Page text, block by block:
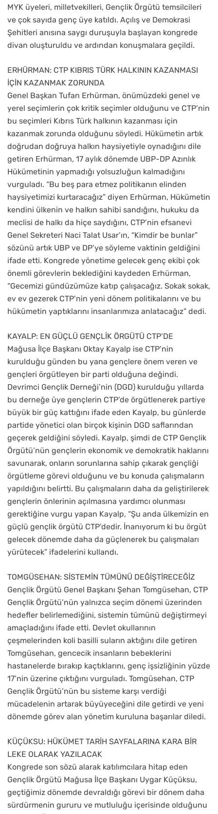
MYK üyeleri, milletvekilleri, Gençlik Örgütü temsilcileri
ve çok sayıda genç üye katıldı. Açılış ve Demokrasi
Şehitleri anısına saygı duruşuyla başlayan kongrede
divan oluşturuldu ve ardından konuşmalara geçildi.
ERHÜRMAN: CTP KIBRIS TÜRK HALKININ KAZANMASI
İÇİN KAZANMAK ZORUNDA
Genel Başkan Tufan Erhürman, önümüzdeki genel ve
yerel seçimlerin çok kritik seçimler olduğunu ve CTP’nin
bu seçimleri Kıbrıs Türk halkının kazanması için
kazanmak zorunda olduğunu söyledi. Hükümetin artık
doğrudan doğruya halkın haysiyetiyle oynadığını dile
getiren Erhürman, 17 aylık dönemde UBP-DP Azınlık
Hükümetinin yapmadığı yolsuzluğun kalmadığını
vurguladı. “Bu beş para etmez politikanın elinden
haysiyetimizi kurtaracağız” diyen Erhürman, Hükümetin
kendini ülkenin ve halkın sahibi sandığını, hukuku da
meclisi de halkı da hiçe saydığını, CTP’nin efsanevi
Genel Sekreteri Naci Talat Usar’ın, “Kimdir be bunlar”
sözünü artık UBP ve DP’ye söyleme vaktinin geldiğini
ifade etti. Kongrede yönetime gelecek genç ekibi çok
önemli görevlerin beklediğini kaydeden Erhürman,
“Gecemizi gündüzümüze katıp çalışacağız. Sokak sokak,
ev ev gezerek CTP’nin yeni dönem politikalarını ve bu
hükümetin yaptıklarını insanlarımıza anlatacağız” dedi.
KAYALP: EN GÜÇLÜ GENÇLİK ÖRGÜTÜ CTP’DE
Mağusa İlçe Başkanı Oktay Kayalp ise CTP’nin
kurulduğu günden bu yana gençlere önem veren ve
gençleri örgütleyen bir parti olduğuna değindi.
Devrimci Gençlik Derneği’nin (DGD) kurulduğu yıllarda
bu derneğe üye gençlerin CTP’de örgütlenerek partiye
büyük bir güç kattığını ifade eden Kayalp, bu günlerde
partide yönetici olan birçok kişinin DGD saflarından
geçerek geldiğini söyledi. Kayalp, şimdi de CTP Gençlik
Örgütü’nün gençlerin ekonomik ve demokratik haklarını
savunarak, onların sorunlarına sahip çıkarak gençliği
örgütleme görevi olduğunu ve bu konuda çalışmaların
yapıldığını belirtti. Bu çalışmaların daha da geliştirilerek
gençlerin önlerinin açılmasına yardımcı olunması
gerektiğine vurgu yapan Kayalp, “Şu anda ülkemizin en
güçlü gençlik örgütü CTP’dedir. İnanıyorum ki bu örgüt
gelecek dönemde daha da güçlenerek bu çalışmaları
yürütecek” ifadelerini kullandı.
TOMGÜSEHAN: SİSTEMİN TÜMÜNÜ DEĞİŞTİRECEĞİZ
Gençlik Örgütü Genel Başkanı Şehan Tomgüsehan, CTP
Gençlik Örgütü’nün yalnızca seçim dönemi üzerinden
hedefler belirlemediğini, sistemin tümünü değiştirmeyi
amaçladığını ifade etti. Devlet okullarının
çeşmelerinden koli basilli suların aktığını dile getiren
Tomgüsehan, gencecik insanların bebeklerini
hastanelerde bırakıp kaçtıklarını, genç işsizliğinin yüzde
17’nin üzerine çıktığını vurguladı. Tomgüsehan, CTP
Gençlik Örgütü’nün bu sisteme karşı verdiği
mücadelenin artarak büyüyeceğini dile getirdi ve yeni
dönemde görev alan yönetim kuruluna başarılar diledi.
KÜÇÜKSU: HÜKÜMET TARİH SAYFALARINA KARA BİR
LEKE OLARAK YAZILACAK
Kongrede son sözü alarak katılımcılara hitap eden
Gençlik Örgütü Mağusa İlçe Başkanı Uygar Küçüksu,
geçtiğimiz dönemde devraldığı görevi bir dönem daha
sürdürmenin gururu ve mutluluğu içerisinde olduğunu